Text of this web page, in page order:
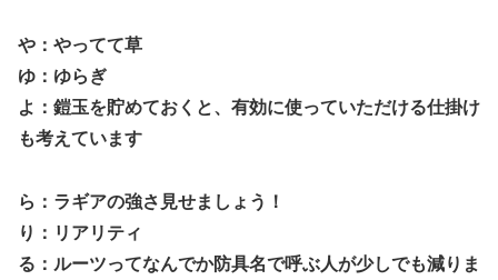
や：やってて草
ゆ：ゆらぎ
よ：鎧玉を貯めておくと、有効に使っていただける仕掛け
も考えています
ら：ラギアの強さ見せましょう！
り：リアリティ
る：ルーツってなんでか防具名で呼ぶ人が少しでも減りま